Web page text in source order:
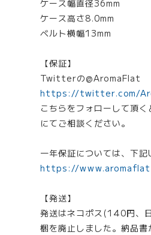
ケース幅直径36mm
ケース高さ8.0mm
ベルト横幅13mm
【保証】
Twitterの@AromaFlat
https://twitter.com/
こちらをフォローして頂
にてご相談ください。
一年保証については、下記
https://
【発送】
発送はネコポス(140円、
梱を廃止しました。納品書